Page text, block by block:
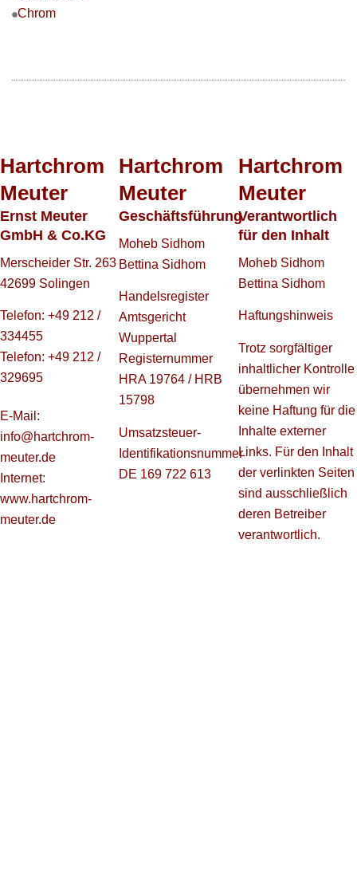
Chrom
Hartchrom
Meuter
Ernst Meuter
GmbH & Co.KG
Merscheider Str. 263
42699 Solingen
Telefon: +49 212 /
334455
Telefon: +49 212 /
329695
E-Mail:
info@hartchrom-
meuter.de
Internet:
www.hartchrom-
meuter.de
Hartchrom
Meuter
Geschäftsführung
Moheb Sidhom
Bettina Sidhom
Handelsregister
Amtsgericht
Wuppertal
Registernummer
HRA 19764 / HRB
15798
Umsatzsteuer-
Identifikationsnummer
DE 169 722 613
Hartchrom
Meuter
Verantwortlich
für den Inhalt
Moheb Sidhom
Bettina Sidhom
Haftungshinweis
Trotz sorgfältiger
inhaltlicher Kontrolle
übernehmen wir
keine Haftung für die
Inhalte externer
Links. Für den Inhalt
der verlinkten Seiten
sind ausschließlich
deren Betreiber
verantwortlich.